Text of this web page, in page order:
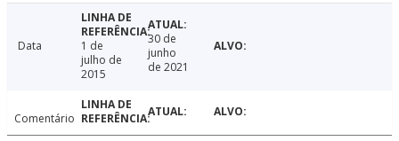
Data
1 de
julho de
2015
30 de
junho
de 2021
Comentário